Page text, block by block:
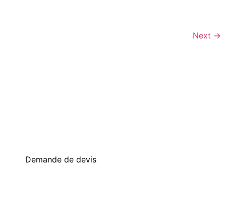
Next →
Demande de devis